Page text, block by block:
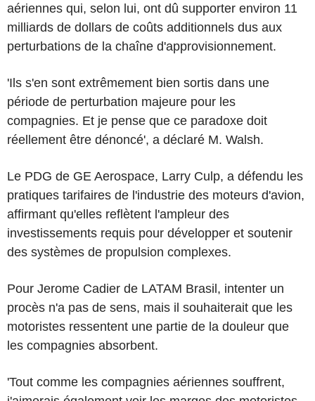
aériennes qui, selon lui, ont dû supporter environ 11
milliards de dollars de coûts additionnels dus aux
perturbations de la chaîne d'approvisionnement.
'Ils s'en sont extrêmement bien sortis dans une
période de perturbation majeure pour les
compagnies. Et je pense que ce paradoxe doit
réellement être dénoncé', a déclaré M. Walsh.
Le PDG de GE Aerospace, Larry Culp, a défendu les
pratiques tarifaires de l'industrie des moteurs d'avion,
affirmant qu'elles reflètent l'ampleur des
investissements requis pour développer et soutenir
des systèmes de propulsion complexes.
Pour Jerome Cadier de LATAM Brasil, intenter un
procès n'a pas de sens, mais il souhaiterait que les
motoristes ressentent une partie de la douleur que
les compagnies absorbent.
'Tout comme les compagnies aériennes souffrent,